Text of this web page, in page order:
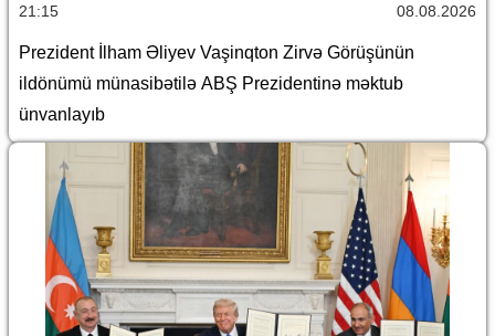
21:15 08.08.2026
Prezident İlham Əliyev Vaşinqton Zirvə Görüşünün
ildönümü münasibətilə ABŞ Prezidentinə məktub
ünvanlayıb